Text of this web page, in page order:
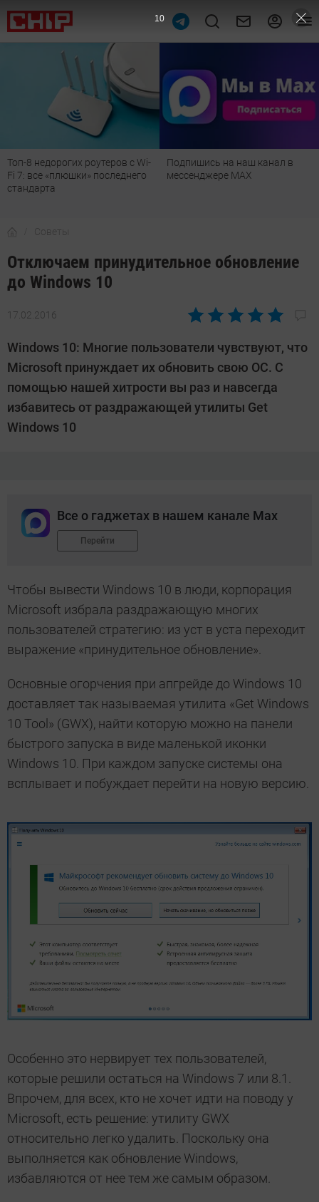
Топ-8 недорогих роутеров с Wi-
Fi 7: все «плюшки» последнего
стандарта
Подпишись на наш канал в
мессенджере МАХ
Советы
Отключаем принудительное обновление
до Windows 10
17.02.2016
Автор:
Киреев
Windows 10: Многие пользователи чувствуют, что
Microsoft принуждает их обновить свою ОС. С
помощью нашей хитрости вы раз и навсегда
избавитесь от раздражающей утилиты Get
Windows 10
Все о гаджетах в нашем канале Max
Перейти
Чтобы вывести Windows 10 в люди, корпорация
Microsoft избрала раздражающую многих
пользователей стратегию: из уст в уста переходит
выражение «принудительное обновление».
Основные огорчения при апгрейде до Windows 10
доставляет так называемая утилита «Get Windows
10 Tool» (GWX), найти которую можно на панели
быстрого запуска в виде маленькой иконки
Windows 10. При каждом запуске системы она
всплывает и побуждает перейти на новую версию.
Особенно это нервирует тех пользователей,
которые решили остаться на Windows 7 или 8.1.
Впрочем, для всех, кто не хочет идти на поводу у
Microsoft, есть решение: утилиту GWX
относительно легко удалить. Поскольку она
выполняется как обновление Windows,
избавляются от нее тем же самым образом.
9